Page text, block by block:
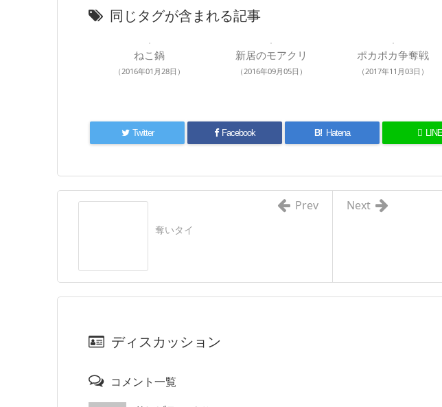
同じタグが含まれる記事
ねこ鍋
（2016年01月28日）
新居のモアクリ
（2016年09月05日）
ポカポカ争奪戦
（2017年11月03日）
Twitter Facebook B! Hatena LINE
Next
奪いタイ
Prev
ディスカッション
コメント一覧